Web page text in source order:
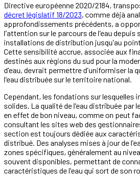
Directive européenne 2020/2184,
décret législatif 18/2023, comme déjà
approfondissements précédents, a
l'attention sur le parcours de l'eau depuis
installations de distribution jusqu'au
Cette sensibilité accrue, associée aux
destinés aux régions du sud pour la
d'eau, devrait permettre d'uniformiser la
l'eau distribuée sur le territoire national.
Cependant, les fondations sur lesquelles
solides. La qualité de l'eau distribuée par
en effet de bon niveau, comme on peut
consultant les sites web des
section est toujours dédiée aux
distribué. Des analyses mises à jour de
zones spécifiques, généralement au
souvent disponibles, permettant de
caractéristiques de l'eau qui sort de son